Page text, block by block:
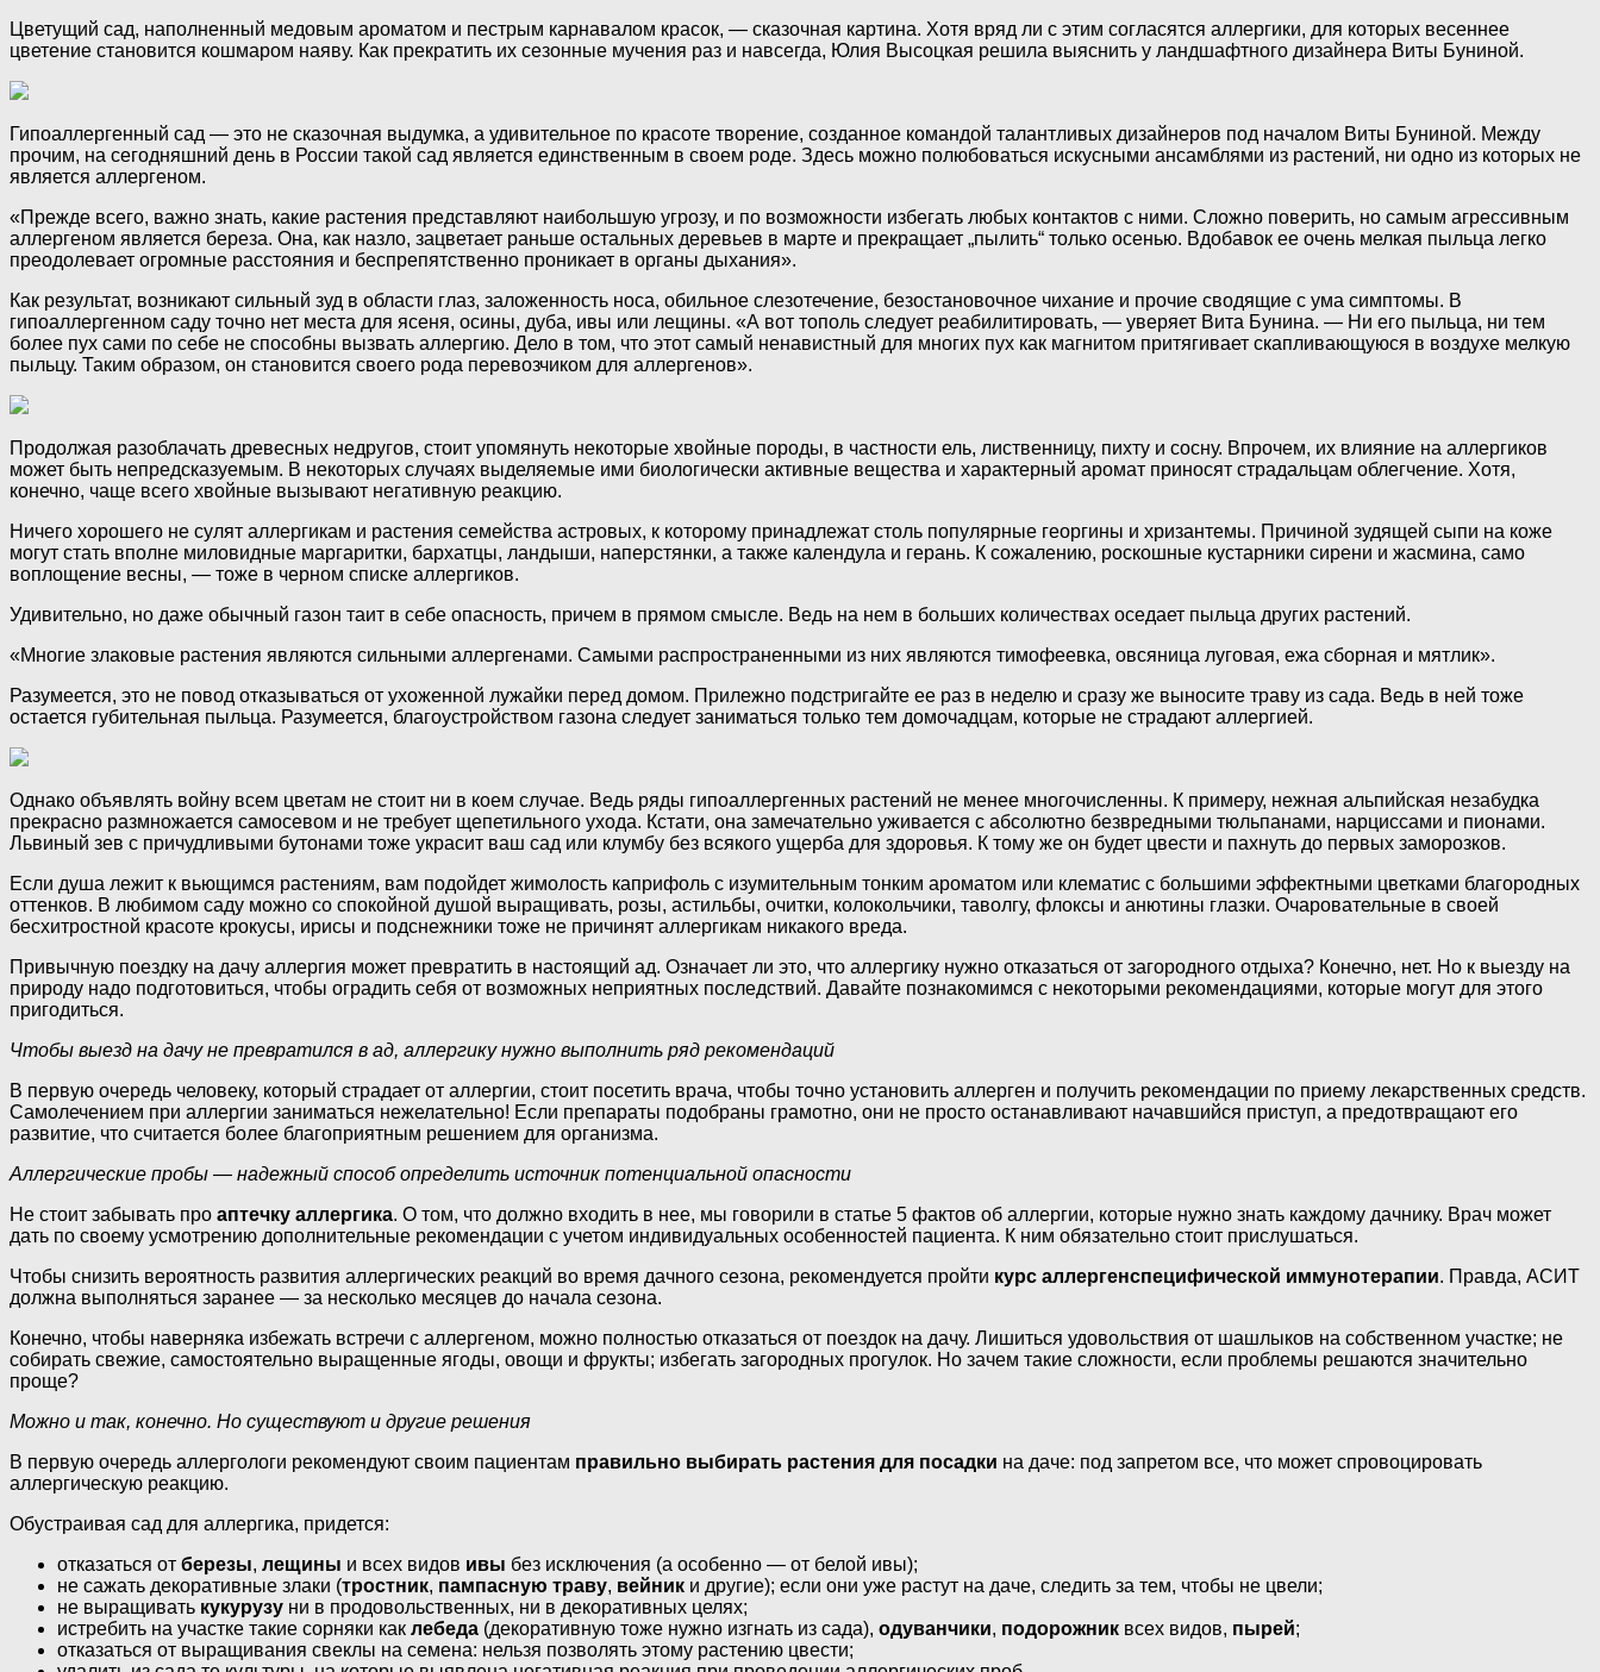
Цветущий сад, наполненный медовым ароматом и пестрым карнавалом красок, — сказочная картина. Хотя вряд ли с этим согласятся аллергики, для которых весеннее
цветение становится кошмаром наяву. Как прекратить их сезонные мучения раз и навсегда, Юлия Высоцкая решила выяснить у ландшафтного дизайнера Виты Буниной.
Гипоаллергенный сад — это не сказочная выдумка, а удивительное по красоте творение, созданное командой талантливых дизайнеров под началом Виты Буниной. Между
прочим, на сегодняшний день в России такой сад является единственным в своем роде. Здесь можно полюбоваться искусными ансамблями из растений, ни одно из которых не
является аллергеном.
«Прежде всего, важно знать, какие растения представляют наибольшую угрозу, и по возможности избегать любых контактов с ними. Сложно поверить, но самым агрессивным
аллергеном является береза. Она, как назло, зацветает раньше остальных деревьев в марте и прекращает „пылить“ только осенью. Вдобавок ее очень мелкая пыльца легко
преодолевает огромные расстояния и беспрепятственно проникает в органы дыхания».
Как результат, возникают сильный зуд в области глаз, заложенность носа, обильное слезотечение, безостановочное чихание и прочие сводящие с ума симптомы. В
гипоаллергенном саду точно нет места для ясеня, осины, дуба, ивы или лещины. «А вот тополь следует реабилитировать, — уверяет Вита Бунина. — Ни его пыльца, ни тем
более пух сами по себе не способны вызвать аллергию. Дело в том, что этот самый ненавистный для многих пух как магнитом притягивает скапливающуюся в воздухе мелкую
пыльцу. Таким образом, он становится своего рода перевозчиком для аллергенов».
Продолжая разоблачать древесных недругов, стоит упомянуть некоторые хвойные породы, в частности ель, лиственницу, пихту и сосну. Впрочем, их влияние на аллергиков
может быть непредсказуемым. В некоторых случаях выделяемые ими биологически активные вещества и характерный аромат приносят страдальцам облегчение. Хотя,
конечно, чаще всего хвойные вызывают негативную реакцию.
Ничего хорошего не сулят аллергикам и растения семейства астровых, к которому принадлежат столь популярные георгины и хризантемы. Причиной зудящей сыпи на коже
могут стать вполне миловидные маргаритки, бархатцы, ландыши, наперстянки, а также календула и герань. К сожалению, роскошные кустарники сирени и жасмина, само
воплощение весны, — тоже в черном списке аллергиков.
Удивительно, но даже обычный газон таит в себе опасность, причем в прямом смысле. Ведь на нем в больших количествах оседает пыльца других растений.
«Многие злаковые растения являются сильными аллергенами. Самыми распространенными из них являются тимофеевка, овсяница луговая, ежа сборная и мятлик».
Разумеется, это не повод отказываться от ухоженной лужайки перед домом. Прилежно подстригайте ее раз в неделю и сразу же выносите траву из сада. Ведь в ней тоже
остается губительная пыльца. Разумеется, благоустройством газона следует заниматься только тем домочадцам, которые не страдают аллергией.
Однако объявлять войну всем цветам не стоит ни в коем случае. Ведь ряды гипоаллергенных растений не менее многочисленны. К примеру, нежная альпийская незабудка
прекрасно размножается самосевом и не требует щепетильного ухода. Кстати, она замечательно уживается с абсолютно безвредными тюльпанами, нарциссами и пионами.
Львиный зев с причудливыми бутонами тоже украсит ваш сад или клумбу без всякого ущерба для здоровья. К тому же он будет цвести и пахнуть до первых заморозков.
Если душа лежит к вьющимся растениям, вам подойдет жимолость каприфоль с изумительным тонким ароматом или клематис с большими эффектными цветками благородных
оттенков. В любимом саду можно со спокойной душой выращивать, розы, астильбы, очитки, колокольчики, таволгу, флоксы и анютины глазки. Очаровательные в своей
бесхитростной красоте крокусы, ирисы и подснежники тоже не причинят аллергикам никакого вреда.
Привычную поездку на дачу аллергия может превратить в настоящий ад. Означает ли это, что аллергику нужно отказаться от загородного отдыха? Конечно, нет. Но к выезду на
природу надо подготовиться, чтобы оградить себя от возможных неприятных последствий. Давайте познакомимся с некоторыми рекомендациями, которые могут для этого
пригодиться.
Чтобы выезд на дачу не превратился в ад, аллергику нужно выполнить ряд рекомендаций
В первую очередь человеку, который страдает от аллергии, стоит посетить врача, чтобы точно установить аллерген и получить рекомендации по приему лекарственных средств.
Самолечением при аллергии заниматься нежелательно! Если препараты подобраны грамотно, они не просто останавливают начавшийся приступ, а предотвращают его
развитие, что считается более благоприятным решением для организма.
Аллергические пробы — надежный способ определить источник потенциальной опасности
Не стоит забывать про аптечку аллергика. О том, что должно входить в нее, мы говорили в статье 5 фактов об аллергии, которые нужно знать каждому дачнику. Врач может
дать по своему усмотрению дополнительные рекомендации с учетом индивидуальных особенностей пациента. К ним обязательно стоит прислушаться.
Чтобы снизить вероятность развития аллергических реакций во время дачного сезона, рекомендуется пройти курс аллергенспецифической иммунотерапии. Правда, АСИТ
должна выполняться заранее — за несколько месяцев до начала сезона.
Конечно, чтобы наверняка избежать встречи с аллергеном, можно полностью отказаться от поездок на дачу. Лишиться удовольствия от шашлыков на собственном участке; не
собирать свежие, самостоятельно выращенные ягоды, овощи и фрукты; избегать загородных прогулок. Но зачем такие сложности, если проблемы решаются значительно
проще?
Можно и так, конечно. Но существуют и другие решения
В первую очередь аллергологи рекомендуют своим пациентам правильно выбирать растения для посадки на даче: под запретом все, что может спровоцировать
аллергическую реакцию.
Обустраивая сад для аллергика, придется:
отказаться от березы, лещины и всех видов ивы без исключения (а особенно — от белой ивы);
не сажать декоративные злаки (тростник, пампасную траву, вейник и другие); если они уже растут на даче, следить за тем, чтобы не цвели;
не выращивать кукурузу ни в продовольственных, ни в декоративных целях;
истребить на участке такие сорняки как лебеда (декоративную тоже нужно изгнать из сада), одуванчики, подорожник всех видов, пырей;
отказаться от выращивания свеклы на семена: нельзя позволять этому растению цвести;